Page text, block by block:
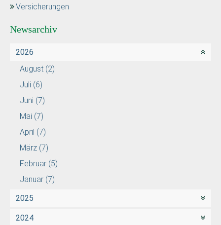
Versicherungen
Newsarchiv
2026
August (2)
Juli (6)
Juni (7)
Mai (7)
April (7)
März (7)
Februar (5)
Januar (7)
2025
2024